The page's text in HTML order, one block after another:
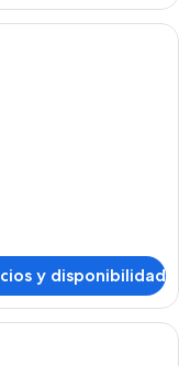
con una cama, un
y disponibilidad
con cama, escritorio y